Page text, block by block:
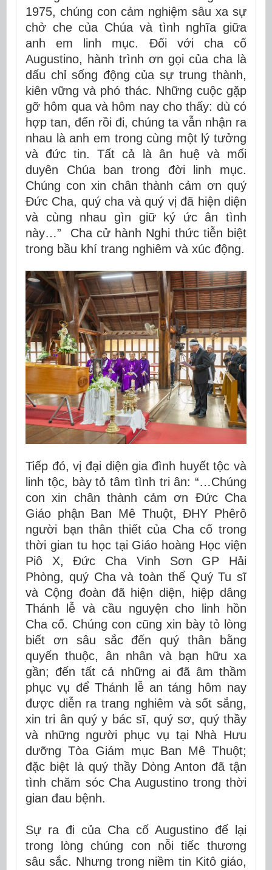
1975, chúng con cảm nghiệm sâu xa sự
chở che của Chúa và tình nghĩa giữa
anh em linh mục. Đối với cha cố
Augustino, hành trình ơn gọi của cha là
dấu chỉ sống động của sự trung thành,
kiên vững và phó thác. Những cuộc gặp
gỡ hôm qua và hôm nay cho thấy: dù có
hợp tan, đến rồi đi, chúng ta vẫn nhận ra
nhau là anh em trong cùng một lý tưởng
và đức tin. Tất cả là ân huệ và mối
duyên Chúa ban trong đời linh mục.
Chúng con xin chân thành cảm ơn quý
Đức Cha, quý cha và quý vị đã hiện diện
và cùng nhau gìn giữ ký ức ân tình
này…” Cha cử hành Nghi thức tiễn biệt
trong bầu khí trang nghiêm và xúc động.
Tiếp đó, vị đại diện gia đình huyết tộc và
linh tộc, bày tỏ tâm tình tri ân: “…Chúng
con xin chân thành cảm ơn Đức Cha
Giáo phận Ban Mê Thuột, ĐHY Phêrô
người bạn thân thiết của Cha cố trong
thời gian tu học tại Giáo hoàng Học viện
Piô X, Đức Cha Vinh Sơn GP Hải
Phòng, quý Cha và toàn thể Quý Tu sĩ
và Cộng đoàn đã hiện diện, hiệp dâng
Thánh lễ và cầu nguyện cho linh hồn
Cha cố. Chúng con cũng xin bày tỏ lòng
biết ơn sâu sắc đến quý thân bằng
quyến thuộc, ân nhân và bạn hữu xa
gần; đến tất cả những ai đã âm thầm
phục vụ để Thánh lễ an táng hôm nay
được diễn ra trang nghiêm và sốt sắng,
xin tri ân quý y bác sĩ, quý sơ, quý thầy
và những người phục vụ tại Nhà Hưu
dưỡng Tòa Giám mục Ban Mê Thuột;
đặc biệt là quý thầy Dòng Anton đã tận
tình chăm sóc Cha Augustino trong thời
gian đau bệnh.
Sự ra đi của Cha cố Augustino để lại
trong lòng chúng con nỗi tiếc thương
sâu sắc. Nhưng trong niềm tin Kitô giáo,